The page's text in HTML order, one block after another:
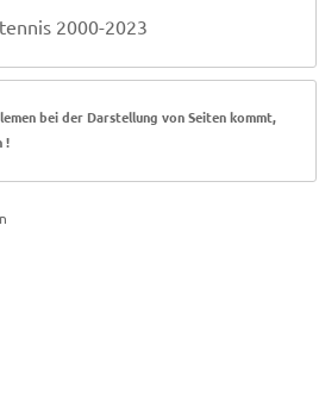
2000-2023
bei der Darstellung von Seiten kommt,
!